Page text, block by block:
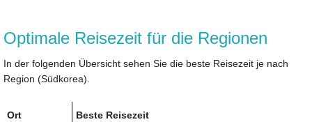
Optimale Reisezeit für die Regionen
In der folgenden Übersicht sehen Sie die beste Reisezeit je nach
Region (Südkorea).
Ort Beste Reisezeit